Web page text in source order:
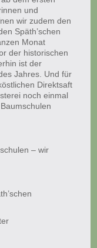
und
wir zudem den
Späth’schen
Monat
der historischen
ist der
Jahres. Und für
Direktsaft
noch einmal
– wir